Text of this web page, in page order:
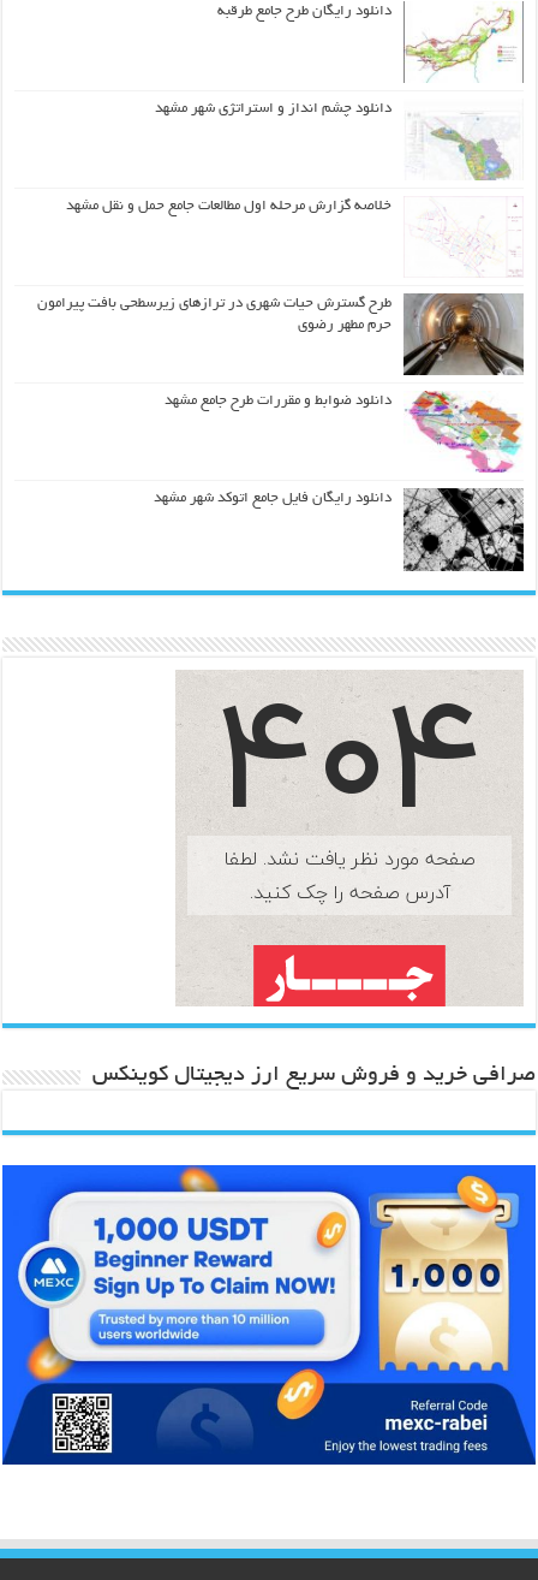
دانلود رایگان طرح جامع طرقبه
دانلود چشم انداز و استراتژی شهر مشهد
خلاصه گزارش مرحله اول مطالعات جامع حمل و نقل مشهد
طرح گسترش حیات شهري در ترازهاي زیرسطحی بافت پیرامون
حرم مطهر رضوي
دانلود ضوابط و مقررات طرح جامع مشهد
دانلود رایگان فایل جامع اتوکد شهر مشهد
صرافی خرید و فروش سریع ارز دیجیتال کوینکس